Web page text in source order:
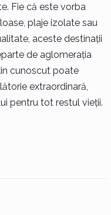
Fie că este vorba
plaje izolate sau
aceste destinații
de aglomerația
cunoscut poate
extraordinară,
pentru tot restul vieții.